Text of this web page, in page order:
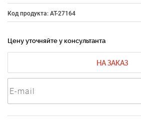
Код продукта: AT-27164
Цену уточняйте у консультанта
НА ЗАКАЗ